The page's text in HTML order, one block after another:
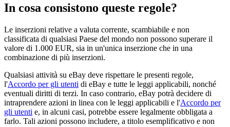
In cosa consistono queste regole?
Le inserzioni relative a valuta corrente, scambiabile e non
classificata di qualsiasi Paese del mondo non possono superare il
valore di 1.000 EUR, sia in un'unica inserzione che in una
combinazione di più inserzioni.
Qualsiasi attività su eBay deve rispettare le presenti regole,
l'Accordo per gli utenti di eBay e tutte le leggi applicabili, nonché
eventuali diritti di terzi. In caso contrario, eBay potrà decidere di
intraprendere azioni in linea con le leggi applicabili e l'Accordo per
gli utenti e, in alcuni casi, potrebbe essere legalmente obbligata a
farlo. Tali azioni possono includere, a titolo esemplificativo e non